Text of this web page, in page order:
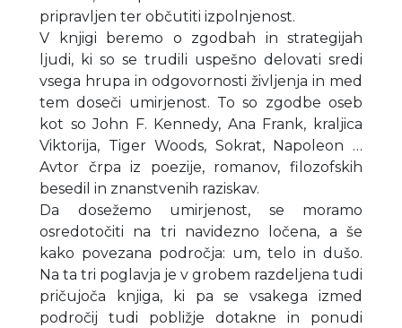
pripravljen ter občutiti izpolnjenost.
V knjigi beremo o zgodbah in strategijah
ljudi, ki so se trudili uspešno delovati sredi
vsega hrupa in odgovornosti življenja in med
tem doseči umirjenost. To so zgodbe oseb
kot so John F. Kennedy, Ana Frank, kraljica
Viktorija, Tiger Woods, Sokrat, Napoleon …
Avtor črpa iz poezije, romanov, filozofskih
besedil in znanstvenih raziskav.
Da dosežemo umirjenost, se moramo
osredotočiti na tri navidezno ločena, a še
kako povezana področja: um, telo in dušo.
Na ta tri poglavja je v grobem razdeljena tudi
pričujoča knjiga, ki pa se vsakega izmed
področij tudi pobližje dotakne in ponudi